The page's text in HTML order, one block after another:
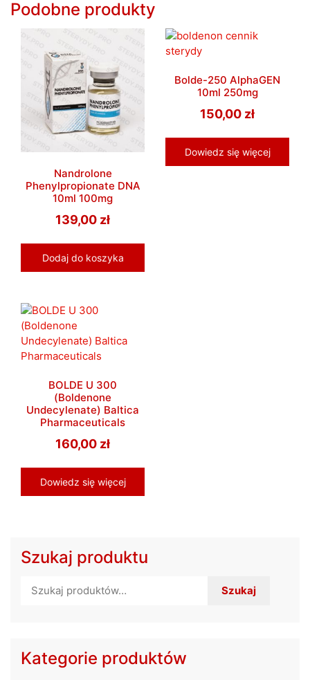
Podobne produkty
Nandrolone
Phenylpropionate DNA
10ml 100mg
139,00 zł
Dodaj do koszyka
Bolde-250 AlphaGEN
10ml 250mg
150,00 zł
Dowiedz się więcej
BOLDE U 300
(Boldenone
Undecylenate) Baltica
Pharmaceuticals
160,00 zł
Dowiedz się więcej
Szukaj produktu
Szukaj
Kategorie produktów